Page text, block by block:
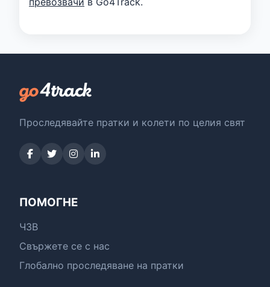
Проследявайте пратки и колети по целия свят
ПОМОГНЕ
ЧЗВ
Свържете се с нас
Глобално проследяване на пратки